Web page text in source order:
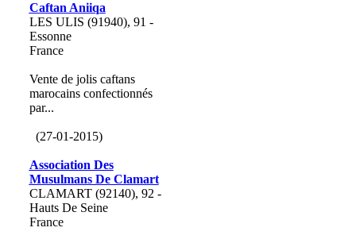
Caftan Aniiqa
LES ULIS (91940), 91 -
Essonne
France
Vente de jolis caftans
marocains confectionnés
par...
(27-01-2015)
Association Des
Musulmans De Clamart
CLAMART (92140), 92 -
Hauts De Seine
France